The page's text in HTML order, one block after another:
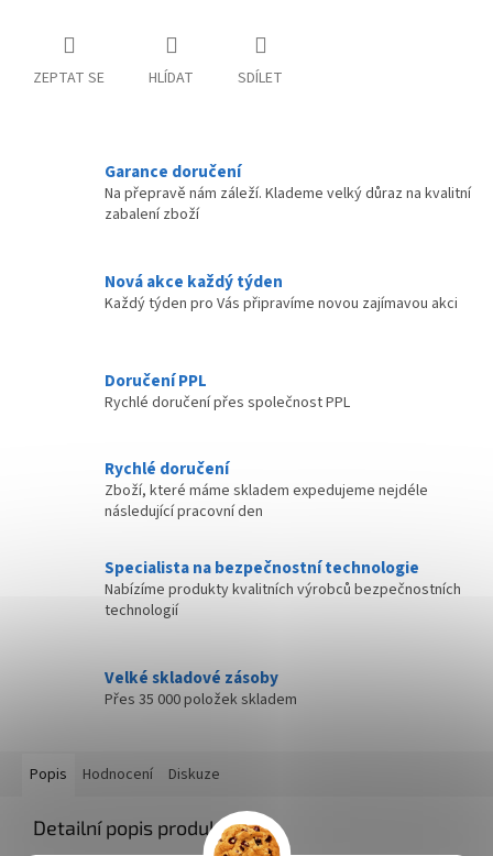
ZEPTAT SE HLÍDAT SDÍLET
Garance doručení
Na přepravě nám záleží. Klademe velký důraz na kvalitní
zabalení zboží
Nová akce každý týden
Každý týden pro Vás připravíme novou zajímavou akci
Doručení PPL
Rychlé doručení přes společnost PPL
Rychlé doručení
Zboží, které máme skladem expedujeme nejdéle
následující pracovní den
Specialista na bezpečnostní technologie
Nabízíme produkty kvalitních výrobců bezpečnostních
technologií
Velké skladové zásoby
Přes 35 000 položek skladem
Popis Hodnocení Diskuze
Detailní popis produktu